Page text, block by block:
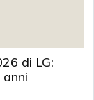
di LG: